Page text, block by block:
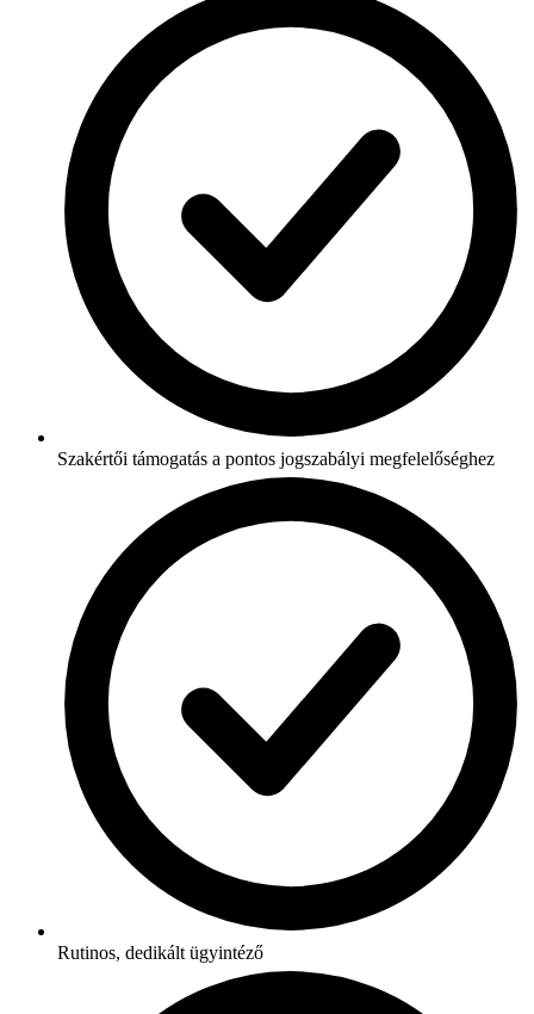
Szakértői támogatás a pontos jogszabályi megfelelőséghez
Rutinos, dedikált ügyintéző